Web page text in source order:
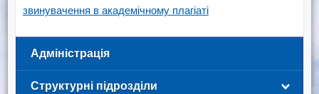
звинувачення в академічному плагіаті
Адміністрація
Структурні підрозділи